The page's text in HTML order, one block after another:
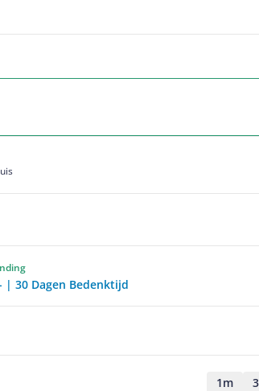
| 30 Dagen Bedenktijd
1m